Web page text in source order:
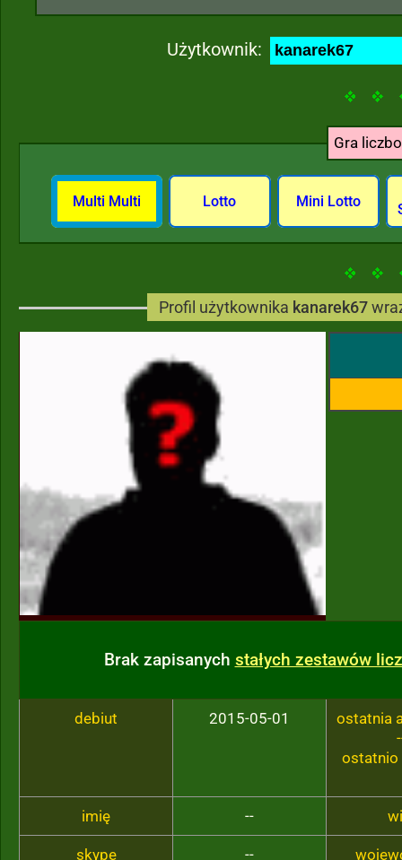
Użytkownik:
Gra
Multi Multi Lotto Mini Lotto
Profil użytkownika kanarek67
Brak zapisanych stałych zestawów
debiut 2015-05-01
ostatnia
ostatnio
imię --
skype --